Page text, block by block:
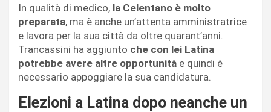
In qualità di medico, la Celentano è molto
preparata, ma è anche un’attenta amministratrice
e lavora per la sua città da oltre quarant’anni.
Trancassini ha aggiunto che con lei Latina
potrebbe avere altre opportunità e quindi è
necessario appoggiare la sua candidatura.
Elezioni a Latina dopo neanche un